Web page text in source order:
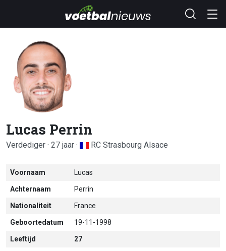
Lucas Perrin
Verdediger · 27 jaar · RC Strasbourg Alsace
Voornaam Lucas
Achternaam Perrin
Nationaliteit France
Geboortedatum 19-11-1998
Leeftijd 27